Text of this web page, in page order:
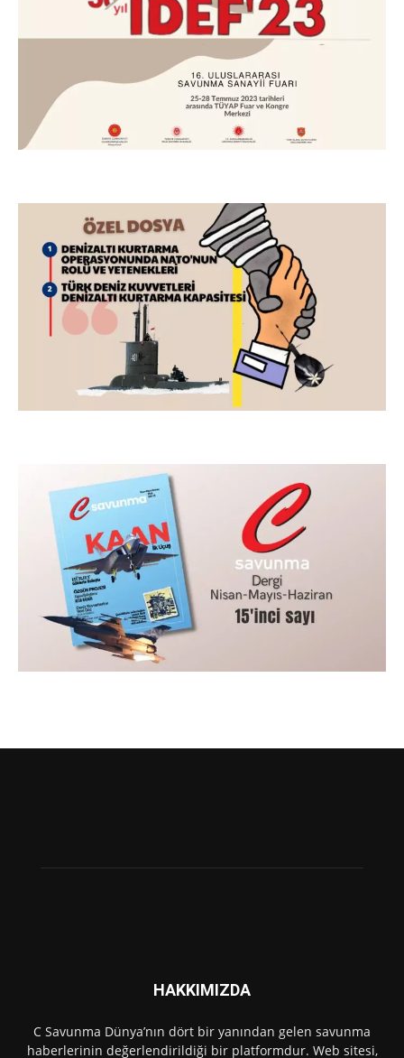
HAKKIMIZDA
C Savunma Dünya’nın dört bir yanından gelen savunma
haberlerinin değerlendirildiği bir platformdur. Web sitesi,